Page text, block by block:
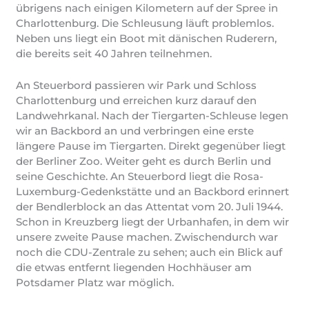
übrigens nach einigen Kilometern auf der Spree in
Charlottenburg. Die Schleusung läuft problemlos.
Neben uns liegt ein Boot mit dänischen Ruderern,
die bereits seit 40 Jahren teilnehmen.
An Steuerbord passieren wir Park und Schloss
Charlottenburg und erreichen kurz darauf den
Landwehrkanal. Nach der Tiergarten-Schleuse legen
wir an Backbord an und verbringen eine erste
längere Pause im Tiergarten. Direkt gegenüber liegt
der Berliner Zoo. Weiter geht es durch Berlin und
seine Geschichte. An Steuerbord liegt die Rosa-
Luxemburg-Gedenkstätte und an Backbord erinnert
der Bendlerblock an das Attentat vom 20. Juli 1944.
Schon in Kreuzberg liegt der Urbanhafen, in dem wir
unsere zweite Pause machen. Zwischendurch war
noch die CDU-Zentrale zu sehen; auch ein Blick auf
die etwas entfernt liegenden Hochhäuser am
Potsdamer Platz war möglich.